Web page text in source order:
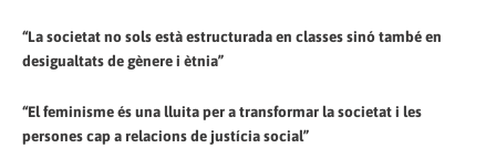
“La societat no sols està estructurada en classes sinó també en
desigualtats de gènere i ètnia”
“El feminisme és una lluita per a transformar la societat i les
persones cap a relacions de justícia social”